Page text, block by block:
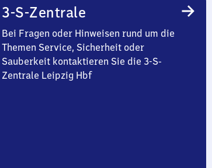
3-S-Zentrale
Bei Fragen oder Hinweisen rund um die
Themen Service, Sicherheit oder
Sauberkeit kontaktieren Sie die 3-S-
Zentrale Leipzig Hbf